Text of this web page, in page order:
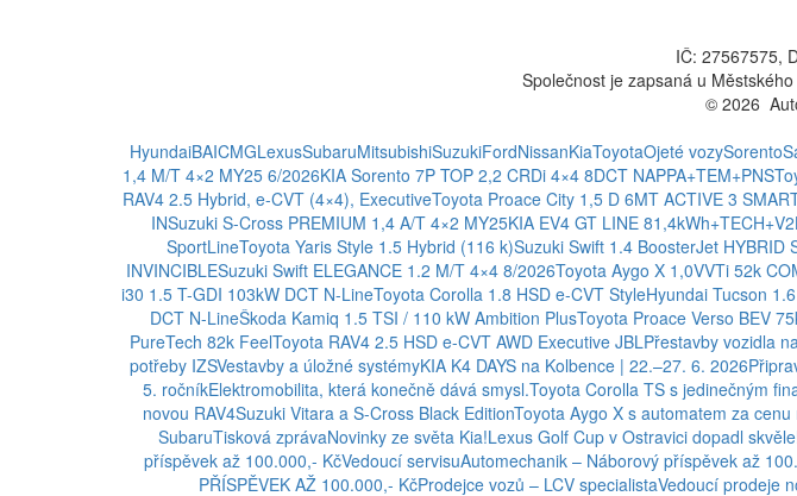
IČ: 27567575,
Společnost je zapsaná u
© 2026
HyundaiBAICMGLexusSubaruMitsubishiSuzukiFordNissanKiaToyotaOjeté vozySorento
1,4 M/T 4×2 MY25 6/2026KIA Sorento 7P TOP 2,2 CRDi 4×4 8DCT NAPPA+TEM+PNS
RAV4 2.5 Hybrid, e-CVT (4×4), ExecutiveToyota Proace City 1,5 D 6MT ACTIVE 3
INSuzuki S-Cross PREMIUM 1,4 A/T 4×2 MY25KIA EV4 GT LINE
SportLineToyota Yaris Style 1.5 Hybrid (116 k)Suzuki Swift 1.4 BoosterJet HYBRID
INVINCIBLESuzuki Swift ELEGANCE 1.2 M/T 4×4 8/2026Toyota Aygo X 1,0VVTi 52k
i30 1.5 T-GDI 103kW DCT N-LineToyota Corolla 1.8 HSD e-CVT StyleHyundai Tucson
DCT N-LineŠkoda Kamiq 1.5 TSI / 110 kW Ambition PlusToyota Proace Verso BEV
PureTech 82k FeelToyota RAV4 2.5 HSD e-CVT AWD Executive JBLPřestavby vozidla
potřeby IZSVestavby a úložné systémyKIA K4 DAYS na Kolbence | 22.–27. 6. 2026
5. ročníkElektromobilita, která konečně dává smysl.Toyota Corolla TS s jedinečným
novou RAV4Suzuki Vitara a S-Cross Black EditionToyota Aygo X s automatem za cenu
SubaruTisková zprávaNovinky ze světa Kia!Lexus Golf Cup v Ostravici dopadl
příspěvek až 100.000,- KčVedoucí servisuAutomechanik – Náborový příspěvek až
PŘÍSPĚVEK AŽ 100.000,- KčProdejce vozů – LCV specialistaVedoucí prodeje